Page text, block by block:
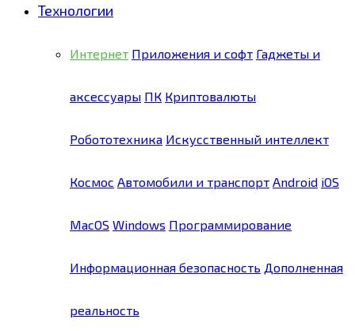
Технологии
Интернет Приложения и софт Гаджеты и
аксессуары ПК Криптовалюты
Робототехника Искусственный интеллект
Космос Автомобили и транспорт Android iOS
MacOS Windows Программирование
Информационная безопасность Дополненная
реальность